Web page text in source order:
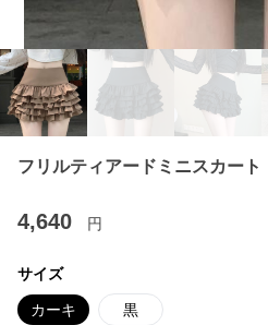
フリルティアードミニスカート
4,640 円
サイズ
カーキ 黒